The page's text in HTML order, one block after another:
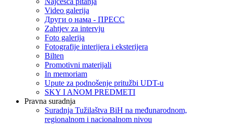
Video galerija
Други о нама - ПРЕСC
Zahtjev za intervju
Foto galerija
Fotografije interijera i eksterijera
Bilten
Promotivni materijali
In memoriam
Upute za podnošenje pritužbi UDT-u
SKY I ANOM PREDMETI
Pravna suradnja
Suradnja Tužilaštva BiH na međunarodnom,
regionalnom i nacionalnom nivou